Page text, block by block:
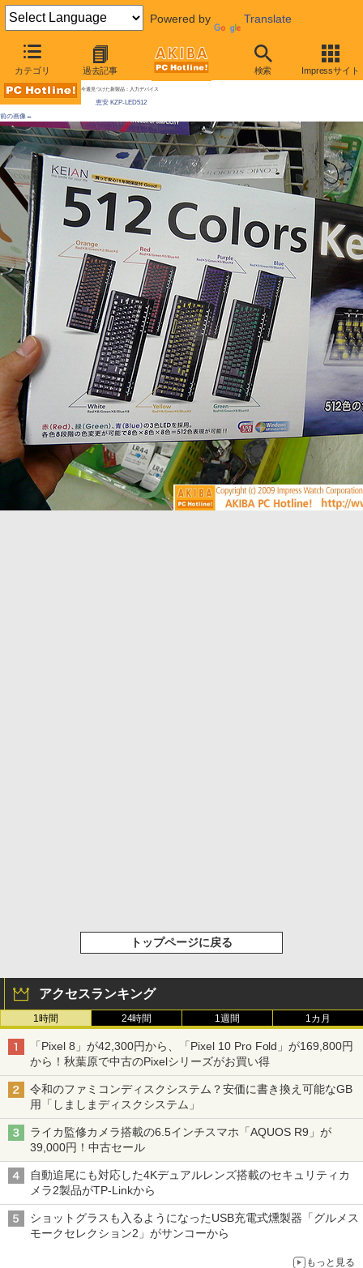
Powered by Translate
カテゴリ 過去記事 検索 Impressサイト
AKIBA PC Hotline! 2009年12月19日号
512色に光るキーボード発売、マッドサイエンティスト風？モードも
今週見つけた新製品：入力デバイス
恵安 KZP-LED512
前の画像←
トップページに戻る
アクセスランキング
1時間 24時間 1週間 1カ月
「Pixel 8」が42,300円から、「Pixel 10 Pro Fold」が169,800円
から！秋葉原で中古のPixelシリーズがお買い得
令和のファミコンディスクシステム？安価に書き換え可能なGB
用「しましまディスクシステム」
ライカ監修カメラ搭載の6.5インチスマホ「AQUOS R9」が
39,000円！中古セール
自動追尾にも対応した4Kデュアルレンズ搭載のセキュリティカ
メラ2製品がTP-Linkから
ショットグラスも入るようになったUSB充電式燻製器「グルメス
モークセレクション2」がサンコーから
もっと見る